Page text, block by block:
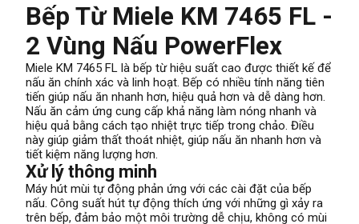
Bếp Từ Miele KM 7465 FL -
2 Vùng Nấu PowerFlex
Miele KM 7465 FL là bếp từ hiệu suất cao được thiết kế để
nấu ăn chính xác và linh hoạt. Bếp có nhiều tính năng tiên
tiến giúp nấu ăn nhanh hơn, hiệu quả hơn và dễ dàng hơn.
Nấu ăn cảm ứng cung cấp khả năng làm nóng nhanh và
hiệu quả bằng cách tạo nhiệt trực tiếp trong chảo. Điều
này giúp giảm thất thoát nhiệt, giúp nấu ăn nhanh hơn và
tiết kiệm năng lượng hơn.
Xử lý thông minh
Máy hút mùi tự động phản ứng với các cài đặt của bếp
nấu. Công suất hút tự động thích ứng với những gì xảy ra
trên bếp, đảm bảo một môi trường dễ chịu, không có mùi